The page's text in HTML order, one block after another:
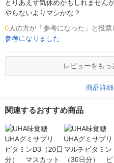
とりあえず気休めかもしれません
やらないよりマシかな？
0人の方が「参考になった」と投票
参考になりました
レビューをもっ
商品詳
関連するおすすめ商品